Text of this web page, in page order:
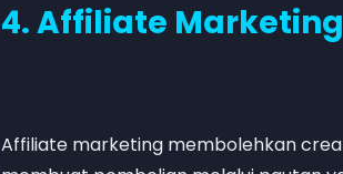
4. Affiliate Marketing
Affiliate marketing membolehkan